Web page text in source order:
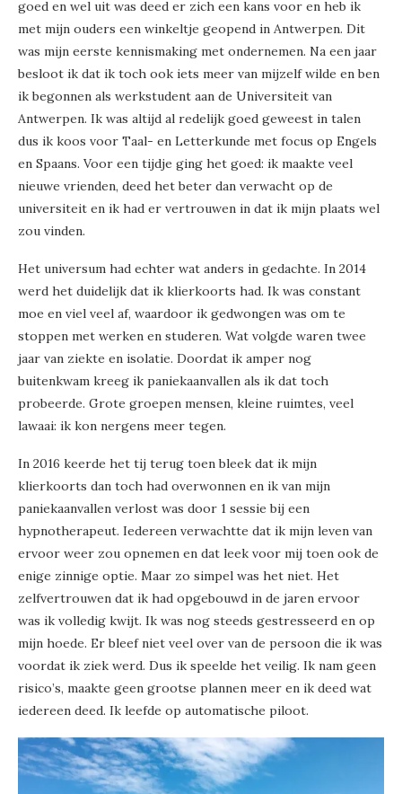
goed en wel uit was deed er zich een kans voor en heb ik
met mijn ouders een winkeltje geopend in Antwerpen. Dit
was mijn eerste kennismaking met ondernemen. Na een jaar
besloot ik dat ik toch ook iets meer van mijzelf wilde en ben
ik begonnen als werkstudent aan de Universiteit van
Antwerpen. Ik was altijd al redelijk goed geweest in talen
dus ik koos voor Taal- en Letterkunde met focus op Engels
en Spaans. Voor een tijdje ging het goed: ik maakte veel
nieuwe vrienden, deed het beter dan verwacht op de
universiteit en ik had er vertrouwen in dat ik mijn plaats wel
zou vinden.
Het universum had echter wat anders in gedachte. In 2014
werd het duidelijk dat ik klierkoorts had. Ik was constant
moe en viel veel af, waardoor ik gedwongen was om te
stoppen met werken en studeren. Wat volgde waren twee
jaar van ziekte en isolatie. Doordat ik amper nog
buitenkwam kreeg ik paniekaanvallen als ik dat toch
probeerde. Grote groepen mensen, kleine ruimtes, veel
lawaai: ik kon nergens meer tegen.
In 2016 keerde het tij terug toen bleek dat ik mijn
klierkoorts dan toch had overwonnen en ik van mijn
paniekaanvallen verlost was door 1 sessie bij een
hypnotherapeut. Iedereen verwachtte dat ik mijn leven van
ervoor weer zou opnemen en dat leek voor mij toen ook de
enige zinnige optie. Maar zo simpel was het niet. Het
zelfvertrouwen dat ik had opgebouwd in de jaren ervoor
was ik volledig kwijt. Ik was nog steeds gestresseerd en op
mijn hoede. Er bleef niet veel over van de persoon die ik was
voordat ik ziek werd. Dus ik speelde het veilig. Ik nam geen
risico’s, maakte geen grootse plannen meer en ik deed wat
iedereen deed. Ik leefde op automatische piloot.